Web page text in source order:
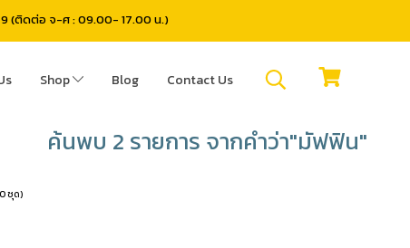
(ติดต่อ จ-ศ : 09.00- 17.00 น.)
Shop Blog Contact Us
ค้นพบ 2 รายการ จากคำว่า"มัฟฟิน"
ชุด)